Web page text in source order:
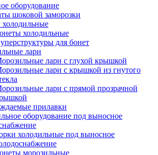
оборудование
шоковой заморозки
холодильные
холодильные
для бонет
лари
лари с глухой крышкой
лари с крышкой из гнутого
лари с прямой прозрачной
прилавки
оборудование под выносное
холодильные под выносное
морозильные